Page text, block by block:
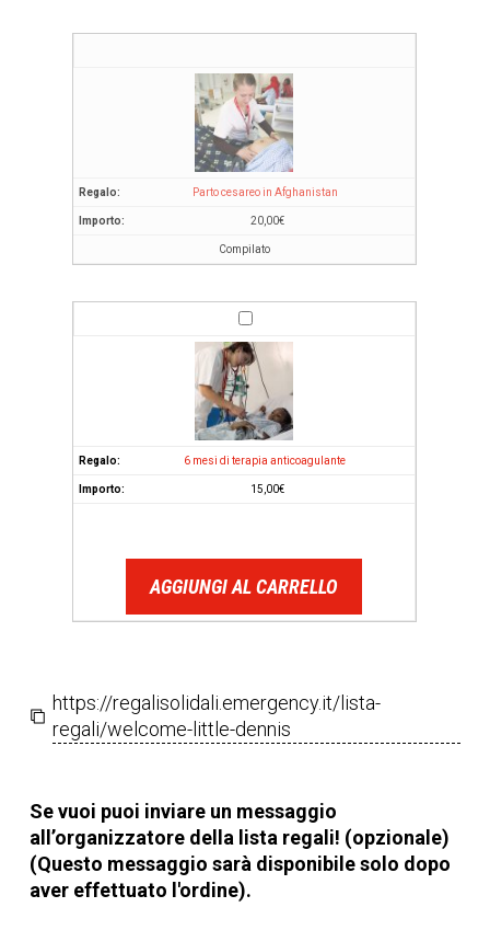
Parto cesareo in Afghanistan
20,00€
Compilato
6 mesi di terapia anticoagulante
15,00€
AGGIUNGI AL CARRELLO
https://regalisolidali.emergency.it/lista-
regali/welcome-little-dennis
Se vuoi puoi inviare un messaggio
all’organizzatore della lista regali! (opzionale)
(Questo messaggio sarà disponibile solo dopo
aver effettuato l'ordine).